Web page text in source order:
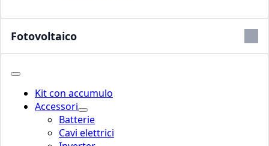
Fotovoltaico
Kit con accumulo
Accessori
Batterie
Cavi elettrici